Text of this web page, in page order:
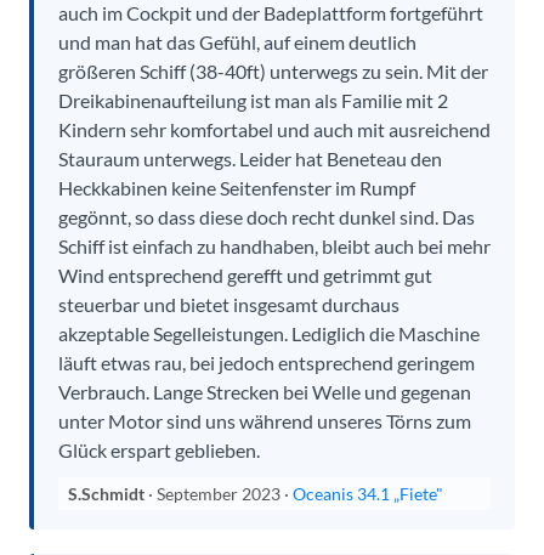
auch im Cockpit und der Badeplattform fortgeführt
und man hat das Gefühl, auf einem deutlich
größeren Schiff (38-40ft) unterwegs zu sein. Mit der
Dreikabinenaufteilung ist man als Familie mit 2
Kindern sehr komfortabel und auch mit ausreichend
Stauraum unterwegs. Leider hat Beneteau den
Heckkabinen keine Seitenfenster im Rumpf
gegönnt, so dass diese doch recht dunkel sind. Das
Schiff ist einfach zu handhaben, bleibt auch bei mehr
Wind entsprechend gerefft und getrimmt gut
steuerbar und bietet insgesamt durchaus
akzeptable Segelleistungen. Lediglich die Maschine
läuft etwas rau, bei jedoch entsprechend geringem
Verbrauch. Lange Strecken bei Welle und gegenan
unter Motor sind uns während unseres Törns zum
Glück erspart geblieben.
S.Schmidt · September 2023 · Oceanis 34.1 „Fiete"